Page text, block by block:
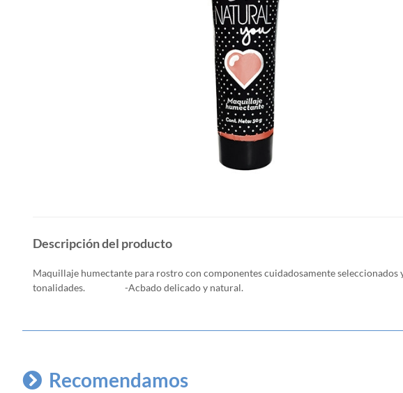
Descripción del producto
Maquillaje humectante para rostro con componentes cuidadosamente seleccionados
tonalidades. -Acbado delicado y natural.
Recomendamos